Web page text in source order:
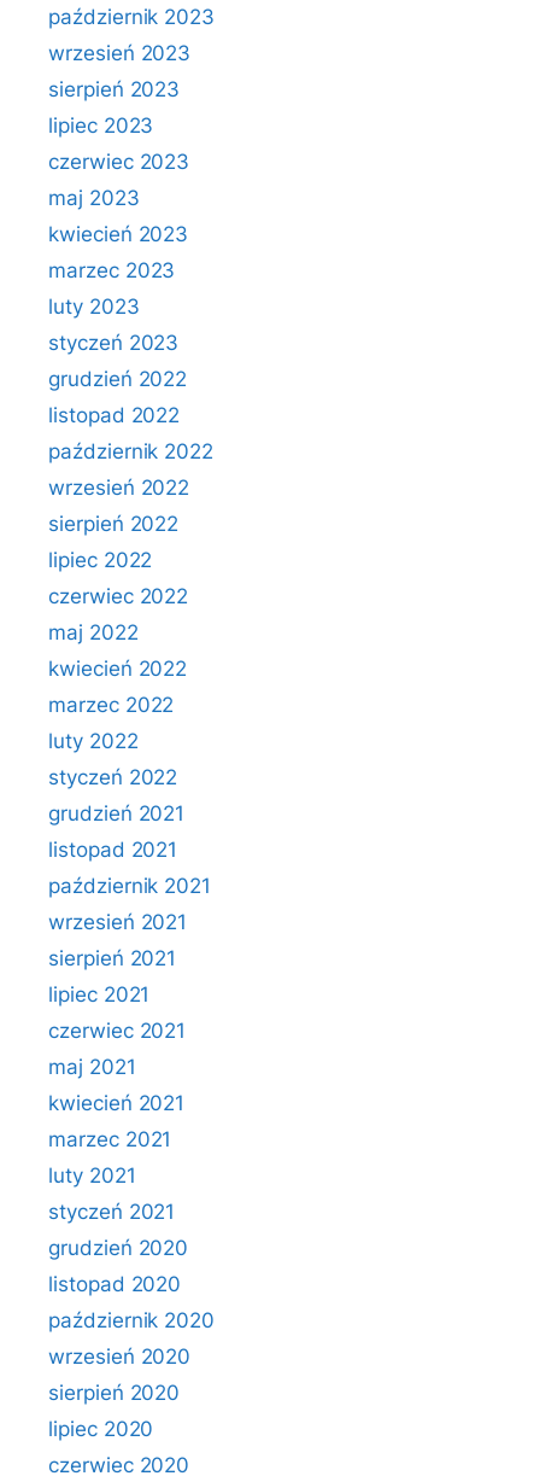
październik 2023
wrzesień 2023
sierpień 2023
lipiec 2023
czerwiec 2023
maj 2023
kwiecień 2023
marzec 2023
luty 2023
styczeń 2023
grudzień 2022
listopad 2022
październik 2022
wrzesień 2022
sierpień 2022
lipiec 2022
czerwiec 2022
maj 2022
kwiecień 2022
marzec 2022
luty 2022
styczeń 2022
grudzień 2021
listopad 2021
październik 2021
wrzesień 2021
sierpień 2021
lipiec 2021
czerwiec 2021
maj 2021
kwiecień 2021
marzec 2021
luty 2021
styczeń 2021
grudzień 2020
listopad 2020
październik 2020
wrzesień 2020
sierpień 2020
lipiec 2020
czerwiec 2020